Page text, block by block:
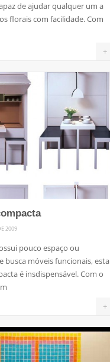
de ajudar qualquer um a
florais com facilidade. Com
+
2009
pouco espaço ou
busca móveis funcionais, esta
é insdispensável. Com o
+